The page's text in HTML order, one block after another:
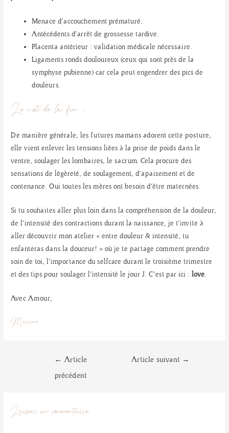
Menace d’accouchement prématuré.
Antécédents d’arrêt de grossesse tardive.
Placenta antérieur : validation médicale nécessaire.
Ligaments ronds douloureux (ceux qui sont près de la
symphyse pubienne) car cela peut engendrer des pics de
douleurs.
Le mot de la fin :
De manière générale, les futures mamans adorent cette posture,
elle vient enlever les tensions liées à la prise de poids dans le
ventre, soulager les lombaires, le sacrum. Cela procure des
sensations de légèreté, de soulagement, d’apaisement et de
contenance. Oui toutes les mères ont besoin d’être maternées.
Si tu souhaites aller plus loin dans la compréhension de la douleur,
de l’intensité des contractions durant la naissance, je t’invite à
aller découvrir mon atelier « entre douleur & intensité, tu
enfanteras dans la douceur! » où je te partage comment prendre
soin de toi, l’importance du selfcare durant le troisième trimestre
et des tips pour soulager l’intensité le jour J. C’est par ici : love
Avec Amour,
Marine
← Article
précédent
Article suivant →
Laisser un commentaire